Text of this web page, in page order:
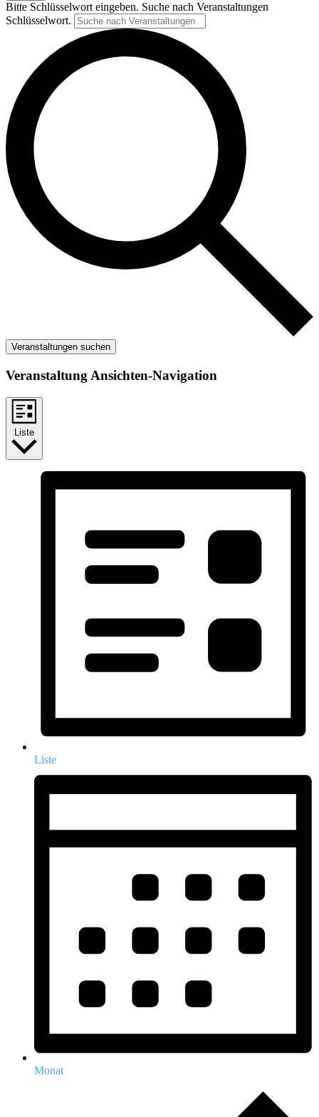
Bitte Schlüsselwort eingeben. Suche nach Veranstaltungen
Schlüsselwort.
Veranstaltungen suchen
Veranstaltung Ansichten-Navigation
Liste
Liste
Monat